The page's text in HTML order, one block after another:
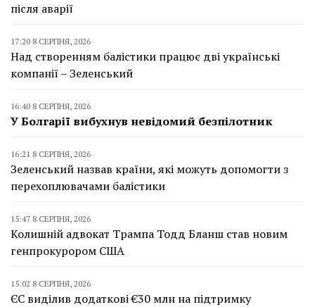
після аварії
17:20 8 СЕРПНЯ, 2026
Над створенням балістики працює дві українські
компанії – Зеленський
16:40 8 СЕРПНЯ, 2026
У Болгарії вибухнув невідомий безпілотник
16:21 8 СЕРПНЯ, 2026
Зеленський назвав країни, які можуть допомогти з
перехоплювачами балістики
15:47 8 СЕРПНЯ, 2026
Колишній адвокат Трампа Тодд Бланш став новим
генпрокурором США
15:02 8 СЕРПНЯ, 2026
ЄС виділив додаткові €30 млн на підтримку